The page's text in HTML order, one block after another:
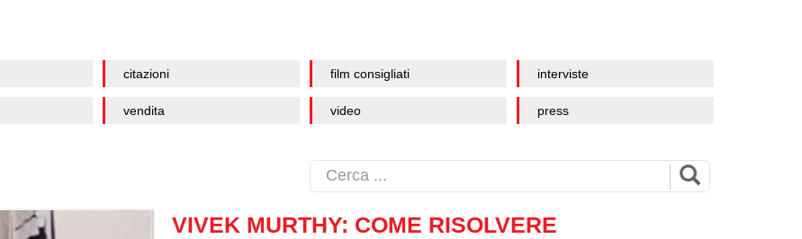
citazioni film consigliati interviste
vendita video press
VIVEK MURTHY: COME RISOLVERE